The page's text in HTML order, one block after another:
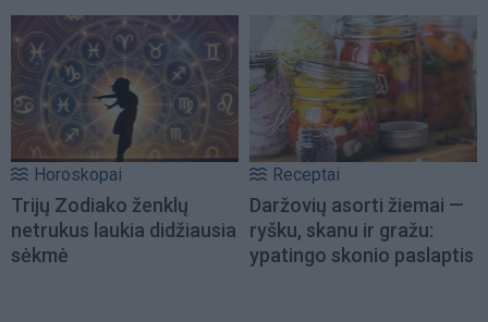
Horoskopai
Trijų Zodiako ženklų
netrukus laukia didžiausia
sėkmė
Receptai
Daržovių asorti žiemai —
ryšku, skanu ir gražu:
ypatingo skonio paslaptis